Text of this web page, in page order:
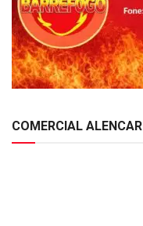
COMERCIAL ALENCAR